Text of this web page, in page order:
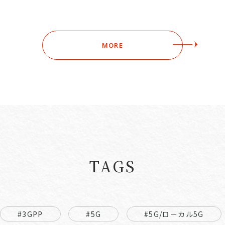
MORE
TAGS
#3GPP #5G #5G/ローカル5G